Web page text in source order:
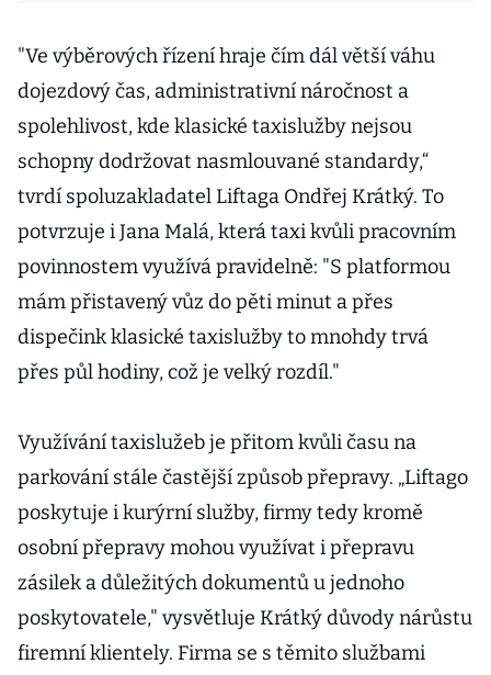
"Ve výběrových řízení hraje čím dál větší váhu
dojezdový čas, administrativní náročnost a
spolehlivost, kde klasické taxislužby nejsou
schopny dodržovat nasmlouvané standardy,“
tvrdí spoluzakladatel Liftaga Ondřej Krátký. To
potvrzuje i Jana Malá, která taxi kvůli pracovním
povinnostem využívá pravidelně: "S platformou
mám přistavený vůz do pěti minut a přes
dispečink klasické taxislužby to mnohdy trvá
přes půl hodiny, což je velký rozdíl."
Využívání taxislužeb je přitom kvůli času na
parkování stále častější způsob přepravy. „Liftago
poskytuje i kurýrní služby, firmy tedy kromě
osobní přepravy mohou využívat i přepravu
zásilek a důležitých dokumentů u jednoho
poskytovatele," vysvětluje Krátký důvody nárůstu
firemní klientely. Firma se s těmito službami